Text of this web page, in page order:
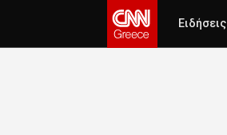
Ειδήσεις